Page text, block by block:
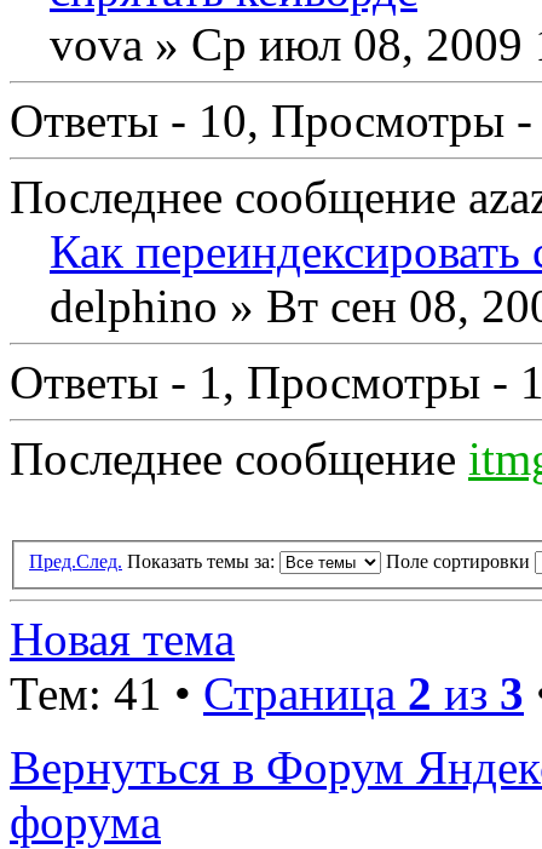
vova » Ср июл 08, 2009
Ответы - 10, Просмотры -
Последнее сообщение
Как переиндексировать
delphino » Вт сен 08,
Ответы - 1, Просмотры -
Последнее сообщение
Пред.След. Показать темы за: Поле сортировки
Новая тема
Тем: 41 • Страница 2 из 3
Вернуться в Форум
форума